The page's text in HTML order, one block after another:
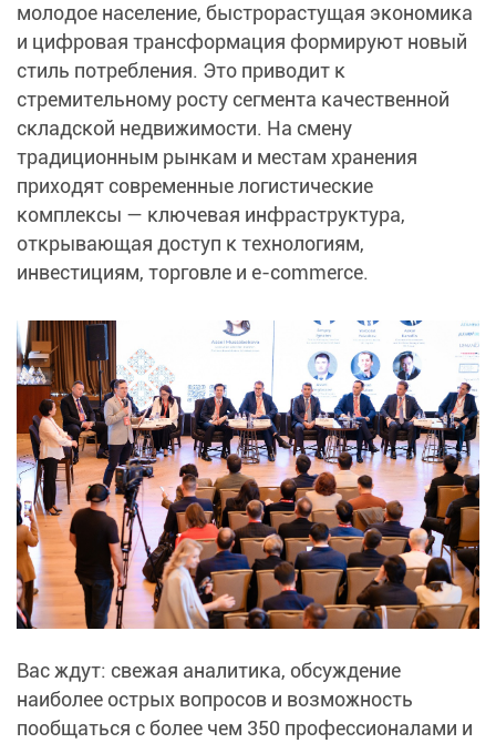
молодое население, быстрорастущая экономика
и цифровая трансформация формируют новый
стиль потребления. Это приводит к
стремительному росту сегмента качественной
складской недвижимости.​ На смену
традиционным рынкам и местам хранения
приходят современные логистические
комплексы — ключевая инфраструктура,
открывающая доступ к технологиям,
инвестициям, торговле и e-commerce.
Вас ждут: свежая аналитика, обсуждение
наиболее острых вопросов и возможность
пообщаться с более чем 350 профессионалами и